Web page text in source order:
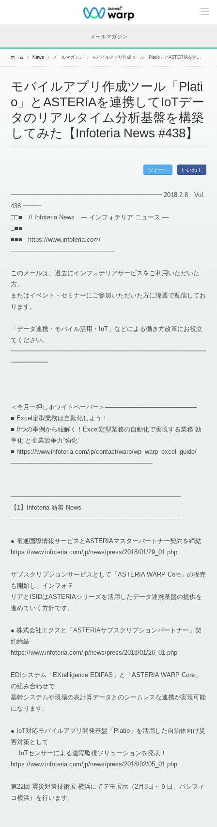
C
n
n
メールマガジン
ホーム News メールマガジン モバイルアプリ作成ツール「Platio」とASTERIAを連...
モバイルアプリ作成ツール「Plati
o」とASTERIAを連携してIoTデー
タのリアルタイム分析基盤を構築
してみた【Infoteria News #438】
ツイート いいね！
━━━━━━━━━━━━━━━━━━━━━━━━ 2018.2.8 Vol.
438 ━━━
□□■ // Infoteria News — インフォテリア ニュース —
□■■
■■■ https://www.infoteria.com/
————————————————–
このメールは、過去にインフォテリアサービスをご利用いただいた
方、
またはイベント・セミナーにご参加いただいた方に隔週で配信してお
ります。
「データ連携・モバイル活用・IoT」などによる働き方改革にお役立
てください。
━━━━━━━━━━━━━━━━━━━━━━━━━━━━━━━
━━━━━━
＜今月一押しホワイトペーパー＞——————————————–
■ Excel定型業務は自動化しよう！
■ 8つの事例から紐解く！Excel定型業務の自動化で実現する業務”効
率化”と企業競争力”強化”
■ https://www.infoteria.com/jp/contact/warp/wp_warp_excel_guide/
——————————————————————–
───────────────────────────────────────
【1】Infoteria 新着 News
───────────────────────────────────────
● 電通国際情報サービスとASTERIAマスターパートナー契約を締結
https://www.infoteria.com/jp/news/press/2018/01/29_01.php
サブスクリプションサービスとして「ASTERIA WARP Core」の販売
も開始し、インフォテ
リアとISIDはASTERIAシリーズを活用したデータ連携基盤の提供を
進めていく方針です。
● 株式会社エクスと「ASTERIAサブスクリプションパートナー」契
約締結
https://www.infoteria.com/jp/news/press/2018/01/26_01.php
EDIシステム「EXtelligence EDIFAS」と「ASTERIA WARP Core」
の組み合わせで
基幹システムや現場の表計算データとのシームレスな連携が実現可能
になります。
● IoT対応モバイルアプリ開発基盤「Platio」を活用した自治体向け災
害対策として
IoTセンサーによる遠隔監視ソリューションを発表！
https://www.infoteria.com/jp/news/press/2018/02/05_01.php
第22回 震災対策技術展 横浜にてデモ展示（2月8日～９日、パシフィ
コ横浜）を行います。